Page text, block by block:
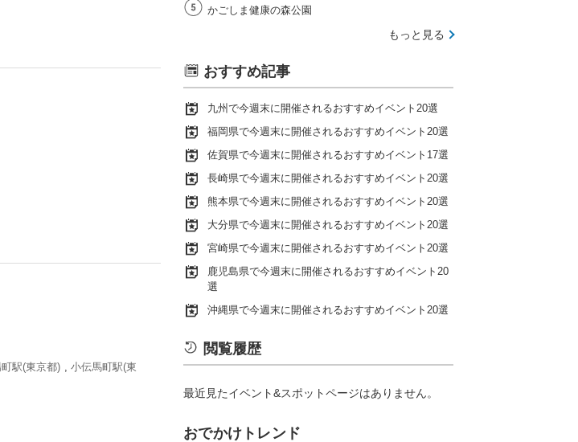
駅(東京都) , 小伝馬町駅(東
かごしま健康の森公園
もっと見る
おすすめ記事
九州で今週末に開催されるおすすめイベント20選
福岡県で今週末に開催されるおすすめイベント20選
佐賀県で今週末に開催されるおすすめイベント17選
長崎県で今週末に開催されるおすすめイベント20選
熊本県で今週末に開催されるおすすめイベント20選
大分県で今週末に開催されるおすすめイベント20選
宮崎県で今週末に開催されるおすすめイベント20選
鹿児島県で今週末に開催されるおすすめイベント20
選
沖縄県で今週末に開催されるおすすめイベント20選
閲覧履歴
最近見たイベント&スポットページはありません。
おでかけトレンド